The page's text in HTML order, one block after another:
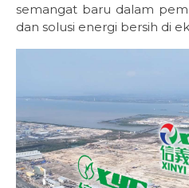
semangat baru dalam
dan solusi energi bersih di